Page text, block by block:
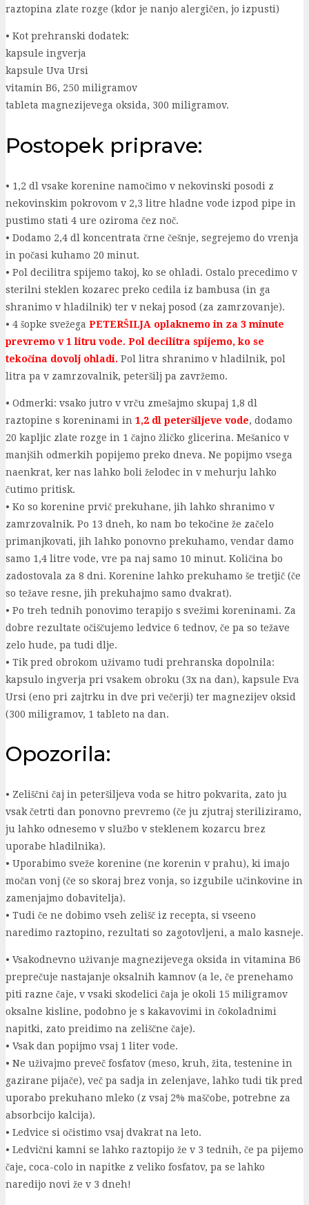
raztopina zlate rozge (kdor je nanjo alergičen, jo izpusti)
• Kot prehranski dodatek:
kapsule ingverja
kapsule Uva Ursi
vitamin B6, 250 miligramov
tableta magnezijevega oksida, 300 miligramov.
Postopek priprave:
• 1,2 dl vsake korenine namočimo v nekovinski posodi z
nekovinskim pokrovom v 2,3 litre hladne vode izpod pipe in
pustimo stati 4 ure oziroma čez noč.
• Dodamo 2,4 dl koncentrata črne češnje, segrejemo do vrenja
in počasi kuhamo 20 minut.
• Pol decilitra spijemo takoj, ko se ohladi. Ostalo precedimo v
sterilni steklen kozarec preko cedila iz bambusa (in ga
shranimo v hladilnik) ter v nekaj posod (za zamrzovanje).
• 4 šopke svežega PETERŠILJA oplaknemo in za 3 minute
prevremo v 1 litru vode. Pol decilitra spijemo, ko se
tekočina dovolj ohladi. Pol litra shranimo v hladilnik, pol
litra pa v zamrzovalnik, peteršilj pa zavržemo.
• Odmerki: vsako jutro v vrču zmešajmo skupaj 1,8 dl
raztopine s koreninami in 1,2 dl peteršiljeve vode, dodamo
20 kapljic zlate rozge in 1 čajno žličko glicerina. Mešanico v
manjših odmerkih popijemo preko dneva. Ne popijmo vsega
naenkrat, ker nas lahko boli želodec in v mehurju lahko
čutimo pritisk.
• Ko so korenine prvič prekuhane, jih lahko shranimo v
zamrzovalnik. Po 13 dneh, ko nam bo tekočine že začelo
primanjkovati, jih lahko ponovno prekuhamo, vendar damo
samo 1,4 litre vode, vre pa naj samo 10 minut. Količina bo
zadostovala za 8 dni. Korenine lahko prekuhamo še tretjič (če
so težave resne, jih prekuhajmo samo dvakrat).
• Po treh tednih ponovimo terapijo s svežimi koreninami. Za
dobre rezultate očiščujemo ledvice 6 tednov, če pa so težave
zelo hude, pa tudi dlje.
• Tik pred obrokom uživamo tudi prehranska dopolnila:
kapsulo ingverja pri vsakem obroku (3x na dan), kapsule Eva
Ursi (eno pri zajtrku in dve pri večerji) ter magnezijev oksid
(300 miligramov, 1 tableto na dan.
Opozorila:
• Zeliščni čaj in peteršiljeva voda se hitro pokvarita, zato ju
vsak četrti dan ponovno prevremo (če ju zjutraj steriliziramo,
ju lahko odnesemo v službo v steklenem kozarcu brez
uporabe hladilnika).
• Uporabimo sveže korenine (ne korenin v prahu), ki imajo
močan vonj (če so skoraj brez vonja, so izgubile učinkovine in
zamenjajmo dobavitelja).
• Tudi če ne dobimo vseh zelišč iz recepta, si vseeno
naredimo raztopino, rezultati so zagotovljeni, a malo kasneje.
• Vsakodnevno uživanje magnezijevega oksida in vitamina B6
preprečuje nastajanje oksalnih kamnov (a le, če prenehamo
piti razne čaje, v vsaki skodelici čaja je okoli 15 miligramov
oksalne kisline, podobno je s kakavovimi in čokoladnimi
napitki, zato preidimo na zeliščne čaje).
• Vsak dan popijmo vsaj 1 liter vode.
• Ne uživajmo preveč fosfatov (meso, kruh, žita, testenine in
gazirane pijače), več pa sadja in zelenjave, lahko tudi tik pred
uporabo prekuhano mleko (z vsaj 2% maščobe, potrebne za
absorbcijo kalcija).
• Ledvice si očistimo vsaj dvakrat na leto.
• Ledvični kamni se lahko raztopijo že v 3 tednih, če pa pijemo
čaje, coca-colo in napitke z veliko fosfatov, pa se lahko
naredijo novi že v 3 dneh!